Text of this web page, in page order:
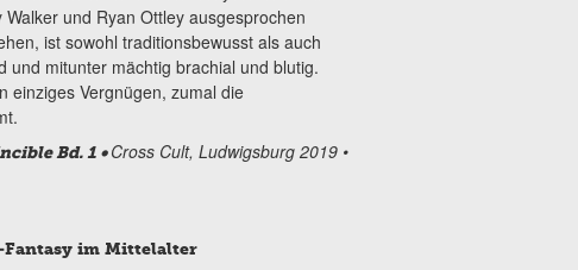
und Ryan Ottley ausgesprochen
ist sowohl traditionsbewusst als auch
mitunter mächtig brachial und blutig.
einziges Vergnügen, zumal die
Bd. 1 •Cross Cult, Ludwigsburg 2019 •
Fantasy im Mittelalter